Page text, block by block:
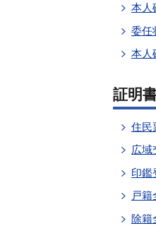
本人
委任
本人
証明
住民
広域
印鑑
戸
除籍